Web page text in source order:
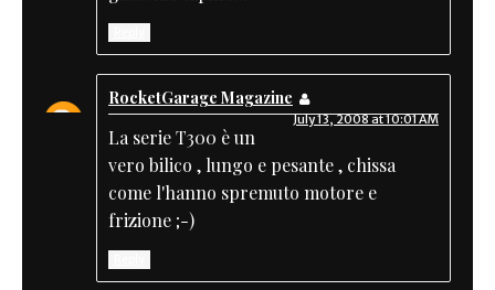
RocketGarage Magazine
July 13, 2008 at 10:01 AM
La serie T300 è un
vero bilico , lungo e pesante , chissa
come l'hanno spremuto motore e
frizione ;-)